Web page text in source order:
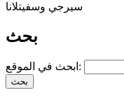
سيرجي وسفيتلانا
بحث
ابحث في الموقع: